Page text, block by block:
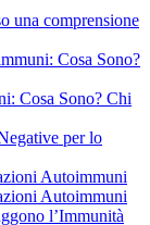
una comprensione
Cosa Sono?
Cosa Sono? Chi
per lo
Autoimmuni
Autoimmuni
l’Immunità